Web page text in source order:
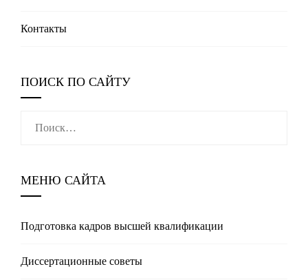
Контакты
ПОИСК ПО САЙТУ
МЕНЮ САЙТА
Подготовка кадров высшей квалификации
Диссертационные советы